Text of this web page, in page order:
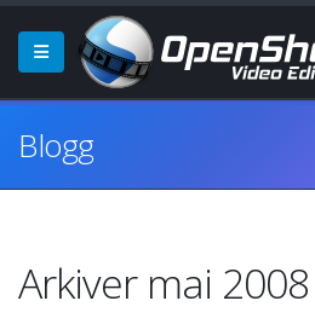
Blogg
Arkiver mai 2008